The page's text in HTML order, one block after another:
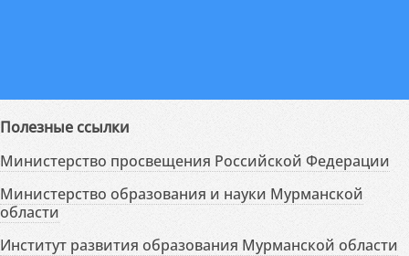
Полезные ссылки
Министерство просвещения Российской Федерации
Министерство образования и науки Мурманской
области
Институт развития образования Мурманской области